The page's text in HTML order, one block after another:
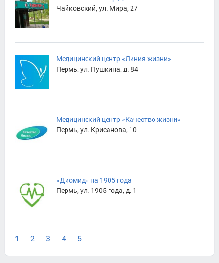
Чайковский, ул. Мира, 27
Медицинский центр «Линия жизни»
Пермь, ул. Пушкина, д. 84
Медицинский центр «Качество жизни»
Пермь, ул. Крисанова, 10
«Диомид» на 1905 года
Пермь, ул. 1905 года, д. 1
1 2 3 4 5